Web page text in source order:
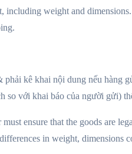
weight and
phải kê khai nội dung nếu
với khai báo của người gửi)
ensure that the goods are
in weight, dimensions